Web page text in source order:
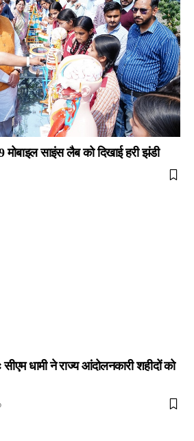
साइंस लैब को दिखाई हरी झंडी
धामी ने राज्य आंदोलनकारी शहीदों को